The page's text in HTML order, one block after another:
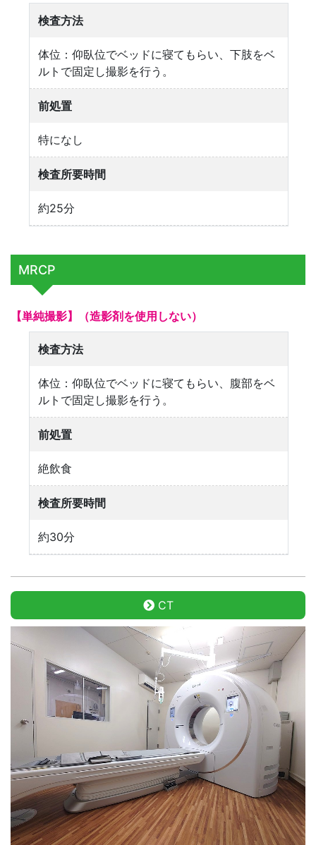
検査方法
体位：仰臥位でベッドに寝てもらい、下肢をベ
ルトで固定し撮影を行う。
前処置
特になし
検査所要時間
約25分
MRCP
【単純撮影】（造影剤を使用しない）
検査方法
体位：仰臥位でベッドに寝てもらい、腹部をベ
ルトで固定し撮影を行う。
前処置
絶飲食
検査所要時間
約30分
CT